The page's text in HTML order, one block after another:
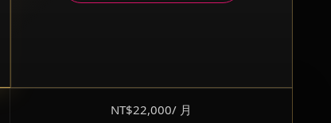
NT$22,000/ 月